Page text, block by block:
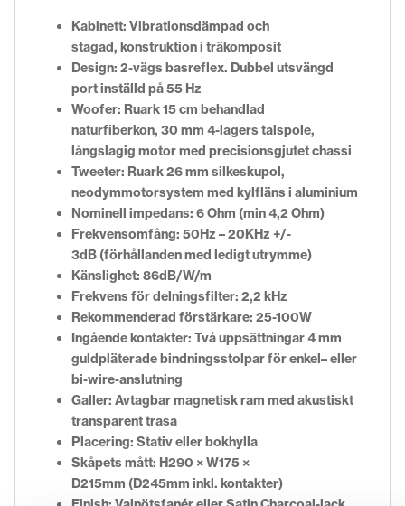
Kabinett: Vibrationsdämpad och
stagad, konstruktion i träkomposit
Design: 2-vägs basreflex. Dubbel utsvängd
portinställd på 55 Hz
Woofer: Ruark 15 cm behandlad
naturfiberkon, 30 mm 4-lagers talspole,
långslagig motor med precisionsgjutet chassi
Tweeter: Ruark 26 mm silkeskupol,
neodymmotorsystem med kylfläns i aluminium
Nominell impedans: 6 Ohm (min 4,2 Ohm)
Frekvensomfång: 50Hz – 20KHz +/-
3dB (förhållanden med ledigt utrymme)
Känslighet: 86dB/W/m
Frekvens för delningsfilter: 2,2 kHz
Rekommenderad förstärkare: 25-100W
Ingående kontakter: Två uppsättningar 4 mm
guldpläterade bindningsstolpar för enkel– eller
bi-wire-anslutning
Galler: Avtagbar magnetisk ram med akustiskt
transparent trasa
Placering: Stativ eller bokhylla
Skåpets mått: H290 × W175 ×
D215mm (D245mm inkl. kontakter)